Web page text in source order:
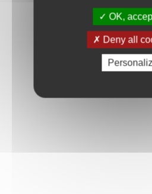
OK,
Deny all